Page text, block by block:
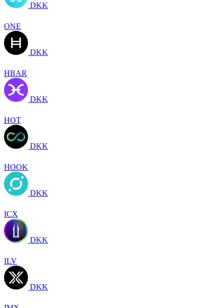
DKK
ONE
DKK
HBAR
DKK
HOT
DKK
HOOK
DKK
ICX
DKK
ILV
DKK